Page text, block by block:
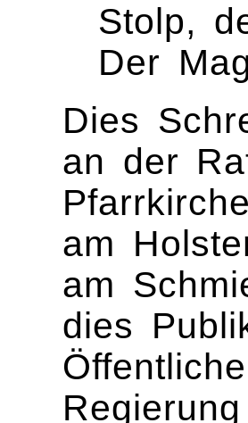
Stolp,
Der
Dies
an der
am
am
dies